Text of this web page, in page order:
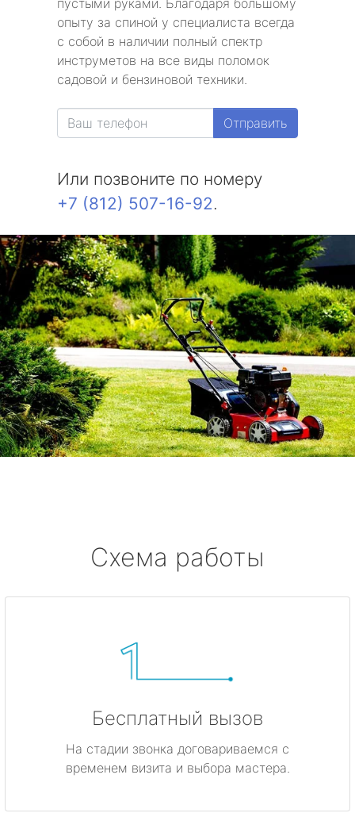
пустыми руками. Благодаря большому
опыту за спиной у специалиста всегда
с собой в наличии полный спектр
инструметов на все виды поломок
садовой и бензиновой техники.
Отправить
Или позвоните по номеру
+7 (812) 507-16-92.
Схема работы
Бесплатный вызов
На стадии звонка договариваемся с
временем визита и выбора мастера.